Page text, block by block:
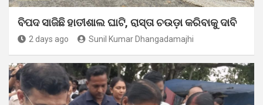
ବିପଦ ସାଜିଛି ହାତୀଶାଲ ଘାଟି, ରାସ୍ତା ଚଉଡ଼ା କରିବାକୁ ଦାବି
2 days ago Sunil Kumar Dhangadamajhi